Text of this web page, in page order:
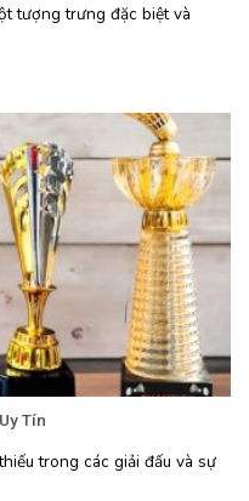
tượng trưng đặc biệt và
Tín
trong các giải đấu và sự